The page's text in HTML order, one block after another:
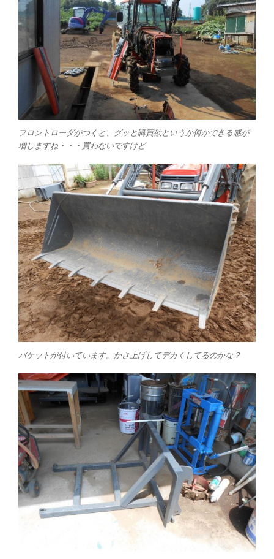
フロントローダがつくと、グッと購買欲というか何かできる感が
増しますね・・・買わないですけど
バケットが付いています。かさ上げしてデカくしてるのかな？